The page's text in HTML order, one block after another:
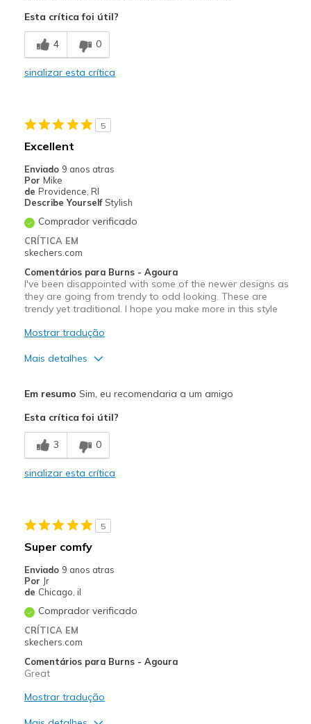
Stylish
Melhores utilizações
Casual Wear
Travel
Width
Sizing
View On Shoes
Shoes are for Wearing
Esta crítica foi útil?
4 0
sinalizar esta crítica
5
Excellent
Enviado 9 anos atras
Por Mike
de Providence, RI
Describe Yourself Stylish
Comprador verificado
CRÍTICA EM
skechers.com
Comentários para Burns - Agoura
I've been disappointed with some of the newer designs as
they are going from trendy to odd looking. These are
trendy yet traditional. I hope you make more in this style
Mostrar tradução
Mais detalhes
Stylish
Melhores utilizações
Going Out
Sizing
View On Shoes
Em resumo Sim, eu recomendaria a um amigo
Esta crítica foi útil?
3 0
sinalizar esta crítica
5
Super comfy
Enviado 9 anos atras
Por Jr
de Chicago, il
Comprador verificado
CRÍTICA EM
skechers.com
Comentários para Burns - Agoura
Great
Mostrar tradução